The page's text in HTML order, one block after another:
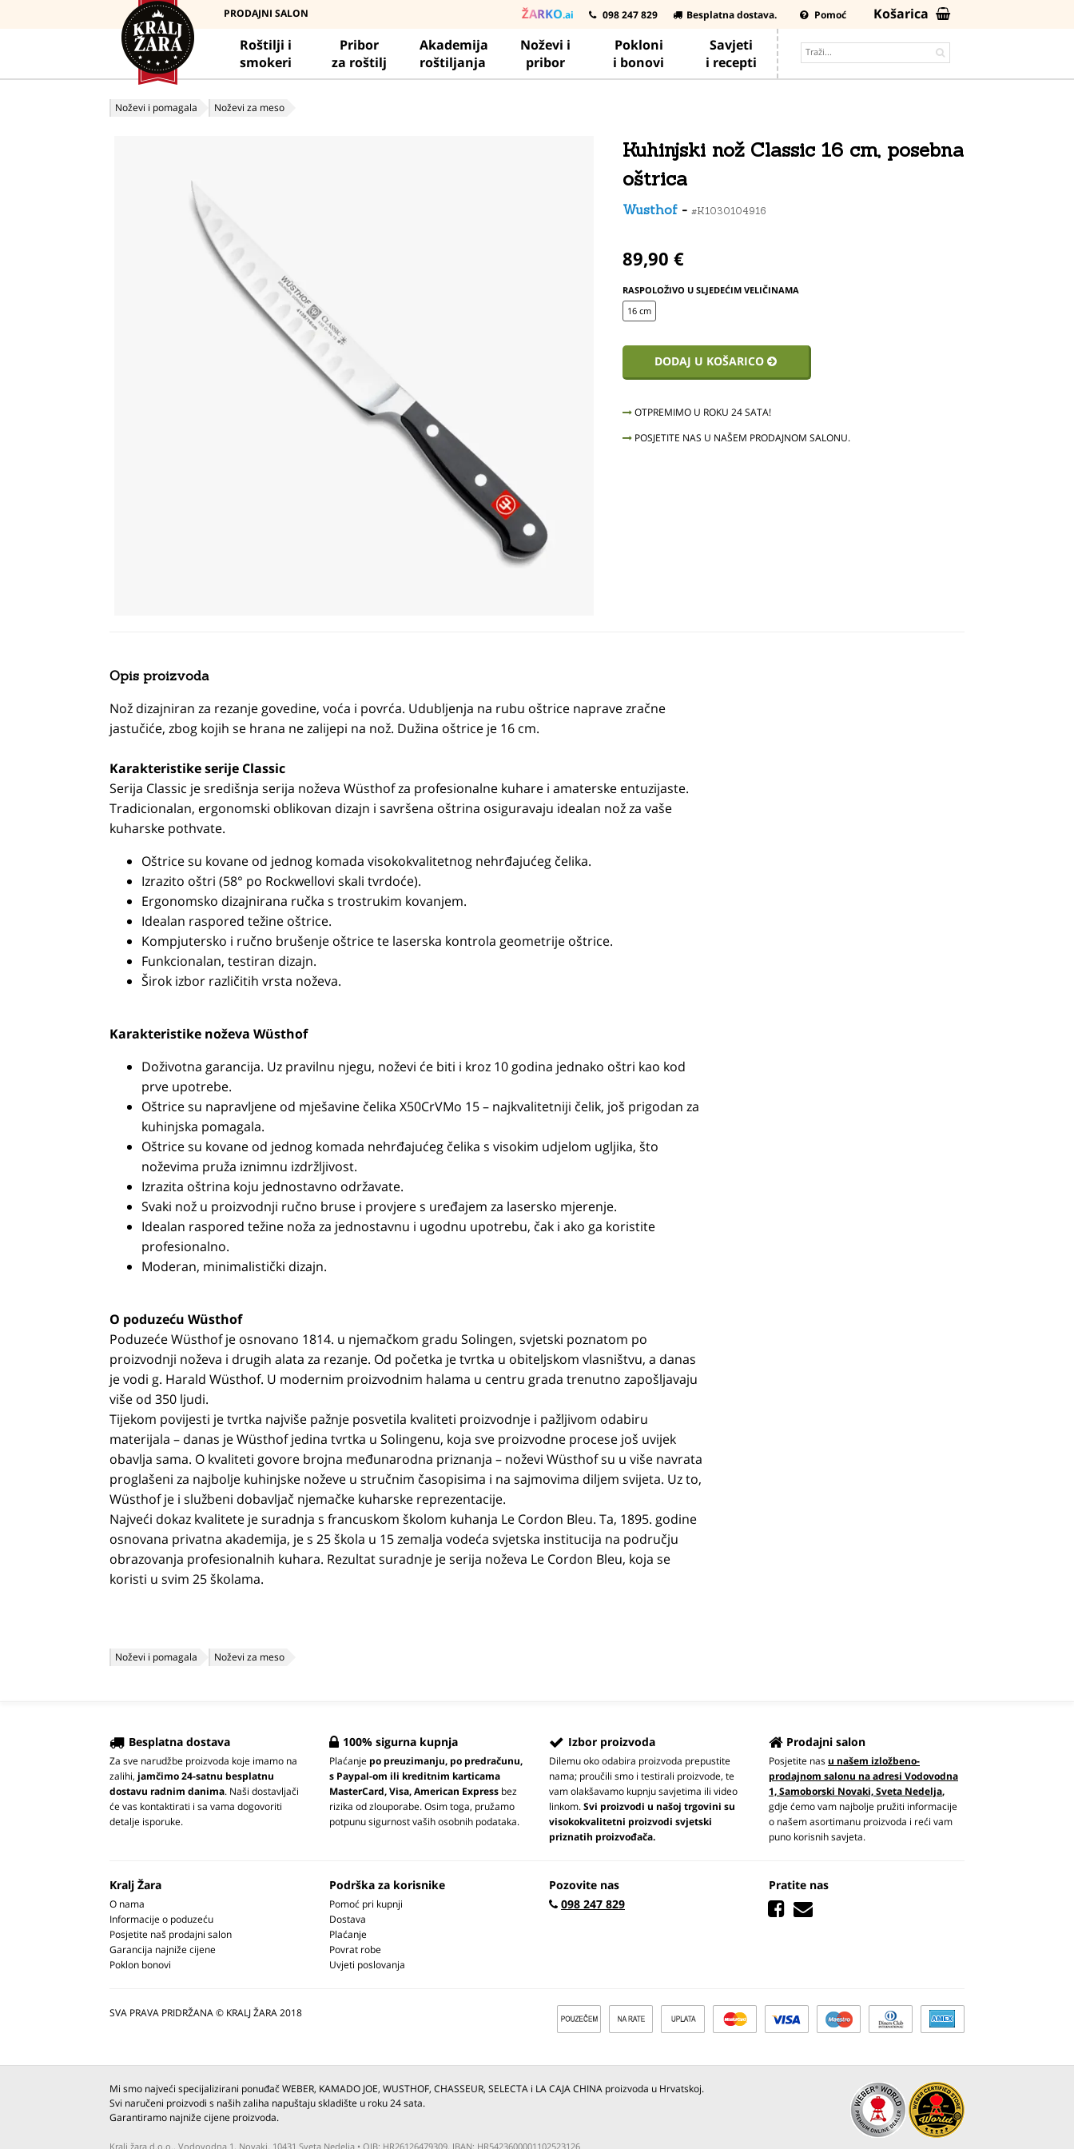
PRODAJNI SALON ŽARKO.ai 098 247 829 Besplatna dostava. Pomoć
Košarica
Roštilji i
smokeri
Pribor
za roštilj
Akademija
roštiljanja
Noževi i
pribor
Pokloni
i bonovi
Savjeti
i recepti
Noževi i pomagala Noževi za meso
Kuhinjski nož Classic 16 cm, posebna
oštrica
Wusthof- #K1030104916
89,90 €
RASPOLOŽIVO U SLJEDEĆIM VELIČINAMA
16 cm
DODAJ U KOŠARICO
OTPREMIMO U ROKU 24 SATA!
POSJETITE NAS U NAŠEM PRODAJNOM SALONU.
Opis proizvoda
Nož dizajniran za rezanje govedine, voća i povrća. Udubljenja na rubu oštrice naprave zračne
jastučiće, zbog kojih se hrana ne zalijepi na nož. Dužina oštrice je 16 cm.
Karakteristike serije Classic
Serija Classic je središnja serija noževa Wüsthof za profesionalne kuhare i amaterske entuzijaste.
Tradicionalan, ergonomski oblikovan dizajn i savršena oštrina osiguravaju idealan nož za vaše
kuharske pothvate.
Oštrice su kovane od jednog komada visokokvalitetnog nehrđajućeg čelika.
Izrazito oštri (58° po Rockwellovi skali tvrdoće).
Ergonomsko dizajnirana ručka s trostrukim kovanjem.
Idealan raspored težine oštrice.
Kompjutersko i ručno brušenje oštrice te laserska kontrola geometrije oštrice.
Funkcionalan, testiran dizajn.
Širok izbor različitih vrsta noževa.
Karakteristike noževa Wüsthof
Doživotna garancija. Uz pravilnu njegu, noževi će biti i kroz 10 godina jednako oštri kao kod
prve upotrebe.
Oštrice su napravljene od mješavine čelika X50CrVMo 15 – najkvalitetniji čelik, još prigodan za
kuhinjska pomagala.
Oštrice su kovane od jednog komada nehrđajućeg čelika s visokim udjelom ugljika, što
noževima pruža iznimnu izdržljivost.
Izrazita oštrina koju jednostavno održavate.
Svaki nož u proizvodnji ručno bruse i provjere s uređajem za lasersko mjerenje.
Idealan raspored težine noža za jednostavnu i ugodnu upotrebu, čak i ako ga koristite
profesionalno.
Moderan, minimalistički dizajn.
O poduzeću Wüsthof
Poduzeće Wüsthof je osnovano 1814. u njemačkom gradu Solingen, svjetski poznatom po
proizvodnji noževa i drugih alata za rezanje. Od početka je tvrtka u obiteljskom vlasništvu, a danas
je vodi g. Harald Wüsthof. U modernim proizvodnim halama u centru grada trenutno zapošljavaju
više od 350 ljudi.
Tijekom povijesti je tvrtka najviše pažnje posvetila kvaliteti proizvodnje i pažljivom odabiru
materijala – danas je Wüsthof jedina tvrtka u Solingenu, koja sve proizvodne procese još uvijek
obavlja sama. O kvaliteti govore brojna međunarodna priznanja – noževi Wüsthof su u više navrata
proglašeni za najbolje kuhinjske noževe u stručnim časopisima i na sajmovima diljem svijeta. Uz to,
Wüsthof je i službeni dobavljač njemačke kuharske reprezentacije.
Najveći dokaz kvalitete je suradnja s francuskom školom kuhanja Le Cordon Bleu. Ta, 1895. godine
osnovana privatna akademija, je s 25 škola u 15 zemalja vodeća svjetska institucija na području
obrazovanja profesionalnih kuhara. Rezultat suradnje je serija noževa Le Cordon Bleu, koja se
koristi u svim 25 školama.
Noževi i pomagala Noževi za meso
Besplatna dostava
Za sve narudžbe proizvoda koje imamo na
zalihi, jamčimo 24-satnu besplatnu
dostavu radnim danima. Naši dostavljači
će vas kontaktirati i sa vama dogovoriti
detalje isporuke.
100% sigurna kupnja
Plaćanje po preuzimanju, po predračunu,
s Paypal-om ili kreditnim karticama
MasterCard, Visa, American Express bez
rizika od zlouporabe. Osim toga, pružamo
potpunu sigurnost vaših osobnih podataka.
Izbor proizvoda
Dilemu oko odabira proizvoda prepustite
nama; proučili smo i testirali proizvode, te
vam olakšavamo kupnju savjetima ili video
linkom.Svi proizvodi u našoj trgovini su
visokokvalitetni proizvodi svjetski
priznatih proizvođača.
Prodajni salon
Posjetite nasu našem izložbeno-
prodajnom salonu na adresi Vodovodna
1, Samoborski Novaki, Sveta Nedelja,
gdje ćemo vam najbolje pružiti informacije
o našem asortimanu proizvoda i reći vam
puno korisnih savjeta.
Kralj Žara
O nama
Informacije o poduzeću
Posjetite naš prodajni salon
Garancija najniže cijene
Poklon bonovi
Podrška za korisnike
Pomoć pri kupnji
Dostava
Plaćanje
Povrat robe
Uvjeti poslovanja
Pozovite nas
098 247 829
Pratite nas
SVA PRAVA PRIDRŽANA © KRALJ ŽARA 2018
Mi smo najveći specijalizirani ponuđač WEBER, KAMADO JOE, WUSTHOF, CHASSEUR, SELECTA i LA CAJA CHINA proizvoda u Hrvatskoj.
Svi naručeni proizvodi s naših zaliha napuštaju skladište u roku 24 sata.
Garantiramo najniže cijene proizvoda.
Kralj žara d.o.o., Vodovodna 1, Novaki, 10431 Sveta Nedelja • OIB: HR26126479309, IBAN: HR5423600001102523126